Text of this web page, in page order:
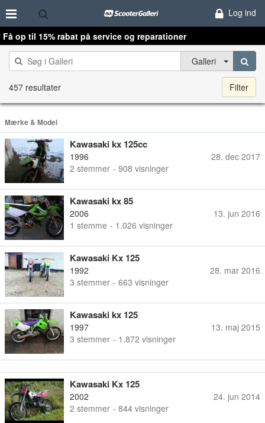
Log ind
Få op til 15% rabat på service og reparationer
Galleri
457 resultater Filter
Mærke & Model
Kawasaki kx 125cc
1996
2 stemmer - 908 visninger
28. dec 2017
Kawasaki kx 85
2006
1 stemme - 1.026 visninger
13. jun 2016
Kawasaki Kx 125
1992
3 stemmer - 663 visninger
28. mar 2016
Kawasaki kx 125
1997
3 stemmer - 1.872 visninger
13. maj 2015
Kawasaki Kx 125
2002
2 stemmer - 844 visninger
24. jun 2014